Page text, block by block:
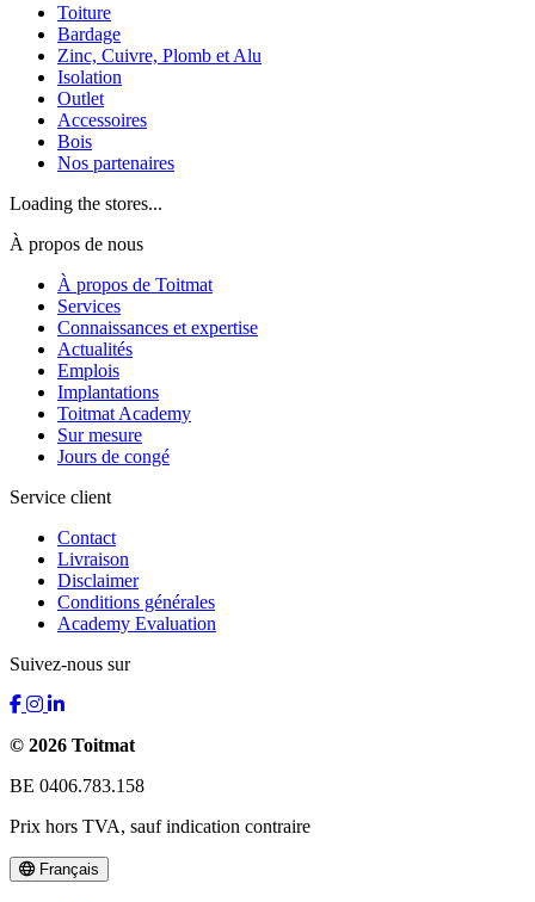
Toiture
Bardage
Zinc, Cuivre, Plomb et Alu
Isolation
Outlet
Accessoires
Bois
Nos partenaires
Loading the stores...
À propos de nous
À propos de Toitmat
Services
Connaissances et expertise
Actualités
Emplois
Implantations
Toitmat Academy
Sur mesure
Jours de congé
Service client
Contact
Livraison
Disclaimer
Conditions générales
Academy Evaluation
Suivez-nous sur
© 2026 Toitmat
BE 0406.783.158
Prix hors TVA, sauf indication contraire
Français